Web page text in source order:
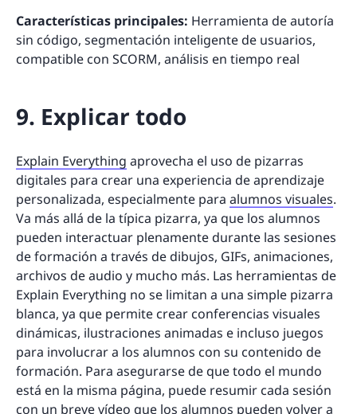
Características principales: Herramienta de autoría
sin código, segmentación inteligente de usuarios,
compatible con SCORM, análisis en tiempo real
9. Explicar todo
Explain Everything aprovecha el uso de pizarras
digitales para crear una experiencia de aprendizaje
personalizada, especialmente para alumnos visuales.
Va más allá de la típica pizarra, ya que los alumnos
pueden interactuar plenamente durante las sesiones
de formación a través de dibujos, GIFs, animaciones,
archivos de audio y mucho más. Las herramientas de
Explain Everything no se limitan a una simple pizarra
blanca, ya que permite crear conferencias visuales
dinámicas, ilustraciones animadas e incluso juegos
para involucrar a los alumnos con su contenido de
formación. Para asegurarse de que todo el mundo
está en la misma página, puede resumir cada sesión
con un breve vídeo que los alumnos pueden volver a